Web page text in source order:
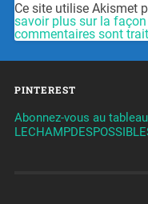
Ce site utilise Akismet
savoir plus sur la
commentaires sont
PINTEREST
Abonnez-vous au